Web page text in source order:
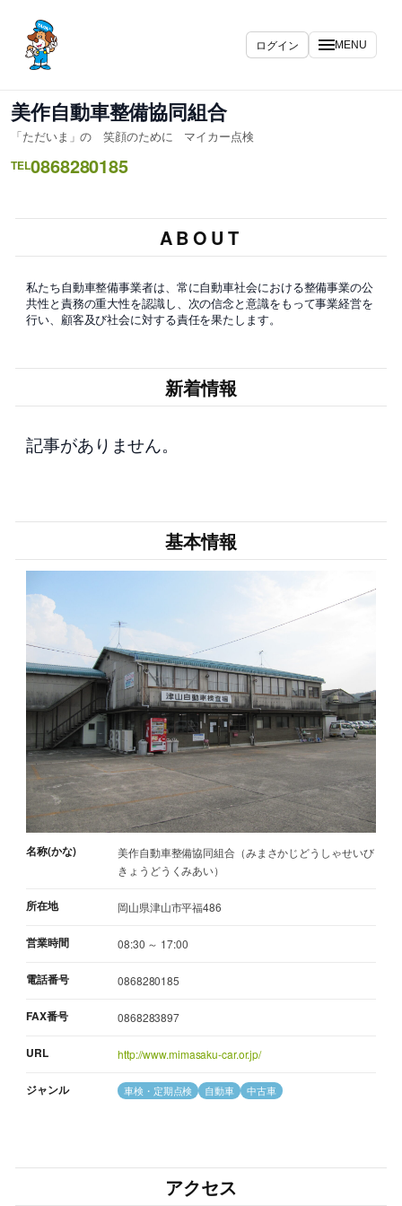
ログイン MENU
美作自動車整備協同組合
「ただいま」の 笑顔のために マイカー点検
TEL0868280185
ABOUT
私たち自動車整備事業者は、常に自動車社会における整備事業の公
共性と責務の重大性を認識し、次の信念と意識をもって事業経営を
行い、顧客及び社会に対する責任を果たします。
新着情報
記事がありません。
基本情報
名称(かな)
美作自動車整備協同組合（みまさかじどうしゃせいび
きょうどうくみあい）
所在地 岡山県津山市平福486
営業時間 08:30 ～ 17:00
電話番号 0868280185
FAX番号 0868283897
URL http://www.mimasaku-car.or.jp/
ジャンル 車検・定期点検 自動車 中古車
アクセス